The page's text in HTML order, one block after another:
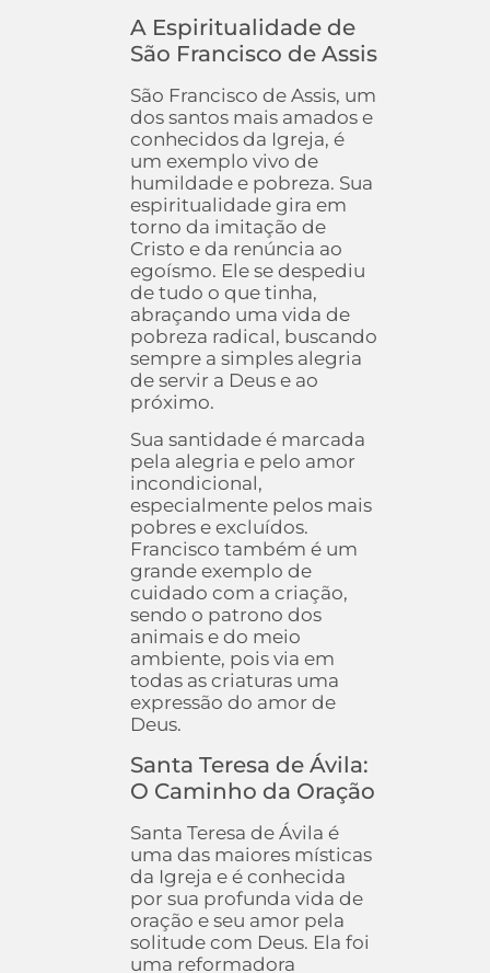
A Espiritualidade de
São Francisco de Assis
São Francisco de Assis, um
dos santos mais amados e
conhecidos da Igreja, é
um exemplo vivo de
humildade e pobreza. Sua
espiritualidade gira em
torno da imitação de
Cristo e da renúncia ao
egoísmo. Ele se despediu
de tudo o que tinha,
abraçando uma vida de
pobreza radical, buscando
sempre a simples alegria
de servir a Deus e ao
próximo.
Sua santidade é marcada
pela alegria e pelo amor
incondicional,
especialmente pelos mais
pobres e excluídos.
Francisco também é um
grande exemplo de
cuidado com a criação,
sendo o patrono dos
animais e do meio
ambiente, pois via em
todas as criaturas uma
expressão do amor de
Deus.
Santa Teresa de Ávila:
O Caminho da Oração
Santa Teresa de Ávila é
uma das maiores místicas
da Igreja e é conhecida
por sua profunda vida de
oração e seu amor pela
solitude com Deus. Ela foi
uma reformadora